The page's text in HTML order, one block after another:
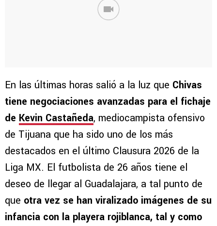
En las últimas horas salió a la luz que Chivas
tiene negociaciones avanzadas para el fichaje
de Kevin Castañeda, mediocampista ofensivo
de Tijuana que ha sido uno de los más
destacados en el último Clausura 2026 de la
Liga MX. El futbolista de 26 años tiene el
deseo de llegar al Guadalajara, a tal punto de
que otra vez se han viralizado imágenes de su
infancia con la playera rojiblanca, tal y como